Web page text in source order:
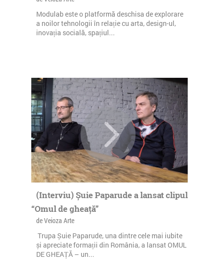
Modulab este o platformă deschisa de explorare
a noilor tehnologii în relație cu arta, design-ul,
inovația socială, spațiul...
(Interviu) Șuie Paparude a lansat clipul
“Omul de gheață”
de Veioza Arte
Trupa Șuie Paparude, una dintre cele mai iubite
și apreciate formații din România, a lansat OMUL
DE GHEAȚĂ – un...